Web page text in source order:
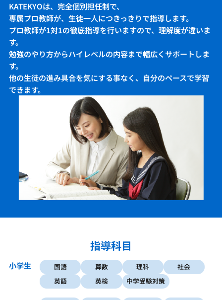
KATEKYOは、完全個別担任制で、
専属プロ教師が、生徒一人につきっきりで指導します。
プロ教師が1対1の徹底指導を行いますので、理解度が違いま
す。
勉強のやり方からハイレベルの内容まで幅広くサポートしま
す。
他の生徒の進み具合を気にする事なく、自分のペースで学習
できます。
指導科目
小学生 国語 算数 理科
社会
英語
英検 中学受験対策